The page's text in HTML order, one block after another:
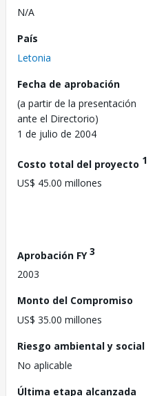
N/A
País
Letonia
Fecha de aprobación
(a partir de la presentación
ante el Directorio)
1 de julio de 2004
Costo total del proyecto 1
US$ 45.00 millones
Aprobación FY3
2003
Monto del Compromiso
US$ 35.00 millones
Riesgo ambiental y social
No aplicable
Última etapa alcanzada